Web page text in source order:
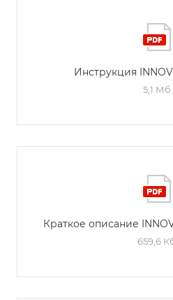
Инструкция
5,1 Мб
Краткое описание
659,6